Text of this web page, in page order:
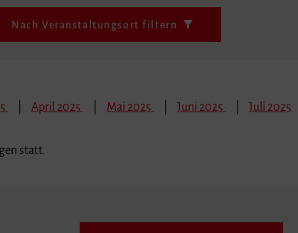
Nach Veranstaltungsort filtern
April 2025 Mai 2025 Juni 2025 Juli 2025
statt.